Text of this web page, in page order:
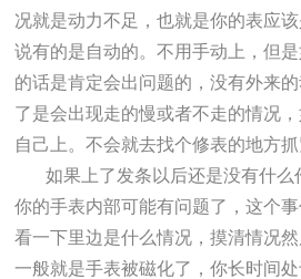
况就是动力不足，也就是你的表应
说有的是自动的。不用手动上，但
的话是肯定会出问题的，没有外来
了是会出现走的慢或者不走的情况
自己上。不会就去找个修表的地方抓
如果上了发条以后还是没有什么
你的手表内部可能有问题了，这个
看一下里边是什么情况，摸清情况然
一般就是手表被磁化了，你长时间